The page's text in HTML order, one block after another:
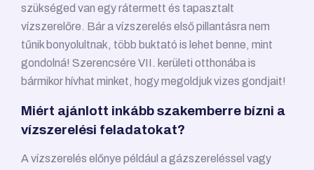
szükséged van egy rátermett és tapasztalt
vízszerelőre. Bár a vízszerelés első pillantásra nem
tűnik bonyolultnak, több buktató is lehet benne, mint
gondolná! Szerencsére VII. kerületi otthonába is
bármikor hívhat minket, hogy megoldjuk vizes gondjait!
Miért ajánlott inkább szakemberre bízni a
vízszerelési feladatokat?
A vízszerelés előnye például a gázszereléssel vagy